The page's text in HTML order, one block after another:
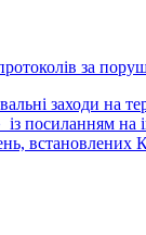
за
заходи на
посиланням на
встановлених